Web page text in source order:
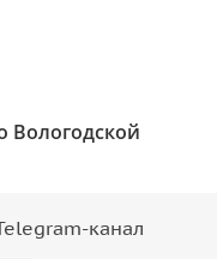
Вологодской
канал